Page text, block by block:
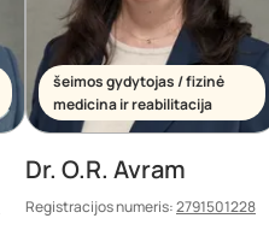
šeimos gydytojas / fizinė
medicina ir reabilitacija
Dr. O.R. Avram
Registracijos numeris:2791501228